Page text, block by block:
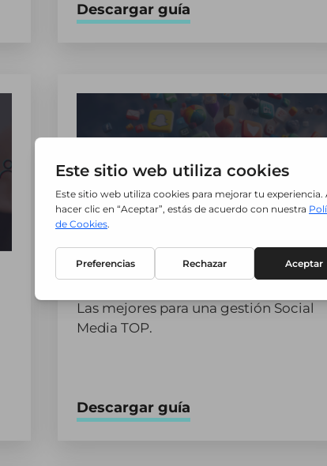
Descargar guía
Guía Herramientas Social
Media 2024
Las mejores para una gestión Social
Media TOP.
Descargar guía